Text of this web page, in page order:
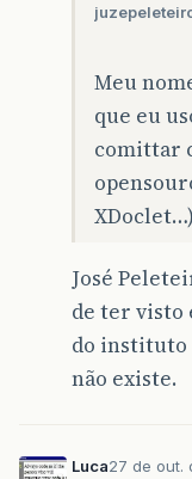
Meu
que eu
comittar
José
de ter visto
do instituto
não existe.
Luca27 de out.